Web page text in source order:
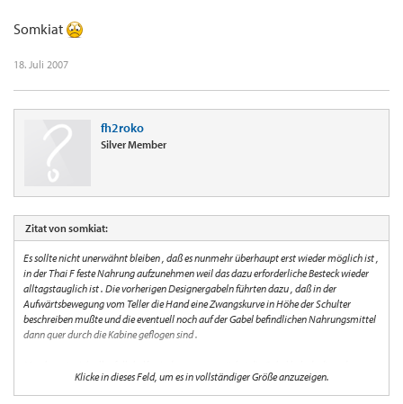
Somkiat
18. Juli 2007
fh2roko
Silver Member
Zitat von somkiat:
Es sollte nicht unerwähnt bleiben , daß es nunmehr überhaupt erst wieder möglich ist ,
in der Thai F feste Nahrung aufzunehmen weil das dazu erforderliche Besteck wieder
alltagstauglich ist . Die vorherigen Designergabeln führten dazu , daß in der
Aufwärtsbewegung vom Teller die Hand eine Zwangskurve in Höhe der Schulter
beschreiben mußte und die eventuell noch auf der Gabel befindlichen Nahrungsmittel
dann quer durch die Kabine geflogen sind .
unter dem heruntergeklappten Bildschirm festklemmte , anschließend auf den Sitz
kletterte und in der Hocke die Gabel abzulutschen versuchte . Ich habe mir dabei
Klicke in dieses Feld, um es in vollständiger Größe anzuzeigen.